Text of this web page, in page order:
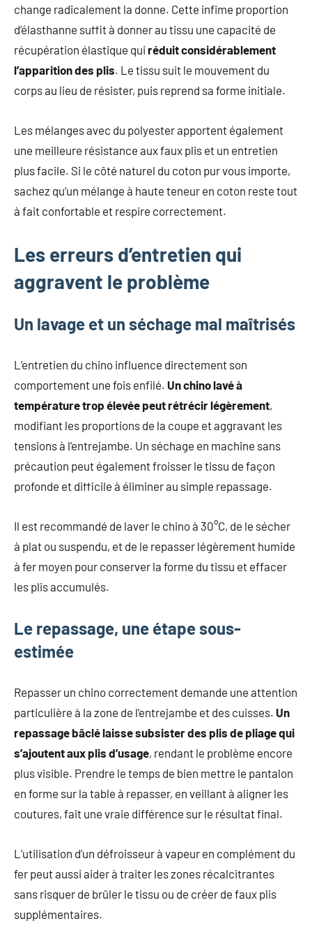
change radicalement la donne. Cette infime proportion
d’élasthanne suffit à donner au tissu une capacité de
récupération élastique qui réduit considérablement
l’apparition des plis. Le tissu suit le mouvement du
corps au lieu de résister, puis reprend sa forme initiale.
Les mélanges avec du polyester apportent également
une meilleure résistance aux faux plis et un entretien
plus facile. Si le côté naturel du coton pur vous importe,
sachez qu’un mélange à haute teneur en coton reste tout
à fait confortable et respire correctement.
Les erreurs d’entretien qui
aggravent le problème
Un lavage et un séchage mal maîtrisés
L’entretien du chino influence directement son
comportement une fois enfilé. Un chino lavé à
température trop élevée peut rétrécir légèrement,
modifiant les proportions de la coupe et aggravant les
tensions à l’entrejambe. Un séchage en machine sans
précaution peut également froisser le tissu de façon
profonde et difficile à éliminer au simple repassage.
Il est recommandé de laver le chino à 30°C, de le sécher
à plat ou suspendu, et de le repasser légèrement humide
à fer moyen pour conserver la forme du tissu et effacer
les plis accumulés.
Le repassage, une étape sous-
estimée
Repasser un chino correctement demande une attention
particulière à la zone de l’entrejambe et des cuisses. Un
repassage bâclé laisse subsister des plis de pliage qui
s’ajoutent aux plis d’usage, rendant le problème encore
plus visible. Prendre le temps de bien mettre le pantalon
en forme sur la table à repasser, en veillant à aligner les
coutures, fait une vraie différence sur le résultat final.
L’utilisation d’un défroisseur à vapeur en complément du
fer peut aussi aider à traiter les zones récalcitrantes
sans risquer de brûler le tissu ou de créer de faux plis
supplémentaires.